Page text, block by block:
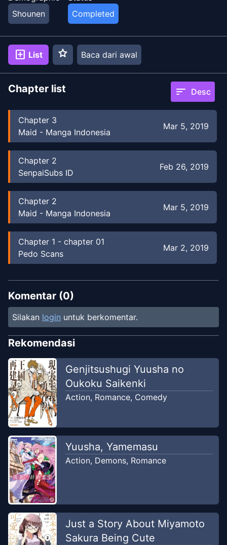
Shounen
Completed
add_box List star Baca dari awal
Chapter list sort Desc
Chapter 3
Maid - Manga Indonesia
Mar 5, 2019
Chapter 2
SenpaiSubs ID
Feb 26, 2019
Chapter 2
Maid - Manga Indonesia
Mar 5, 2019
Chapter 1 - chapter 01
Pedo Scans
Mar 2, 2019
Chapter1
SenpaiSubs ID
Chapter1
Maid - Manga Indonesia
Mar 5, 2019
Komentar (0)
Silakan login untuk berkomentar.
Rekomendasi
Genjitsushugi Yuusha no
Oukoku Saikenki
Action, Romance, Comedy
Yuusha, Yamemasu
Action, Demons, Romance
Just a Story About Miyamoto
Sakura Being Cute